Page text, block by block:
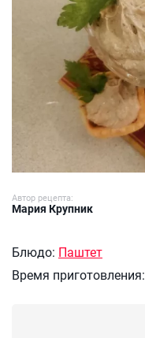
Автор рецепта:
Мария Крупник
Блюдо: Паштет
Время приготовления: